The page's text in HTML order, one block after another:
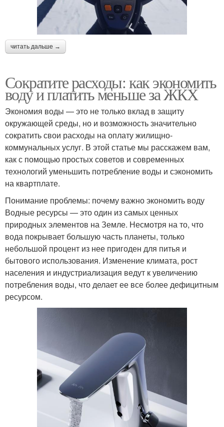
читать дальше →
Сократите расходы: как экономить
воду и платить меньше за ЖКХ
Экономия воды — это не только вклад в защиту
окружающей среды, но и возможность значительно
сократить свои расходы на оплату жилищно-
коммунальных услуг. В этой статье мы расскажем вам,
как с помощью простых советов и современных
технологий уменьшить потребление воды и сэкономить
на квартплате.
Понимание проблемы: почему важно экономить воду
Водные ресурсы — это один из самых ценных
природных элементов на Земле. Несмотря на то, что
вода покрывает большую часть планеты, только
небольшой процент из нее пригоден для питья и
бытового использования. Изменение климата, рост
населения и индустриализация ведут к увеличению
потребления воды, что делает ее все более дефицитным
ресурсом.